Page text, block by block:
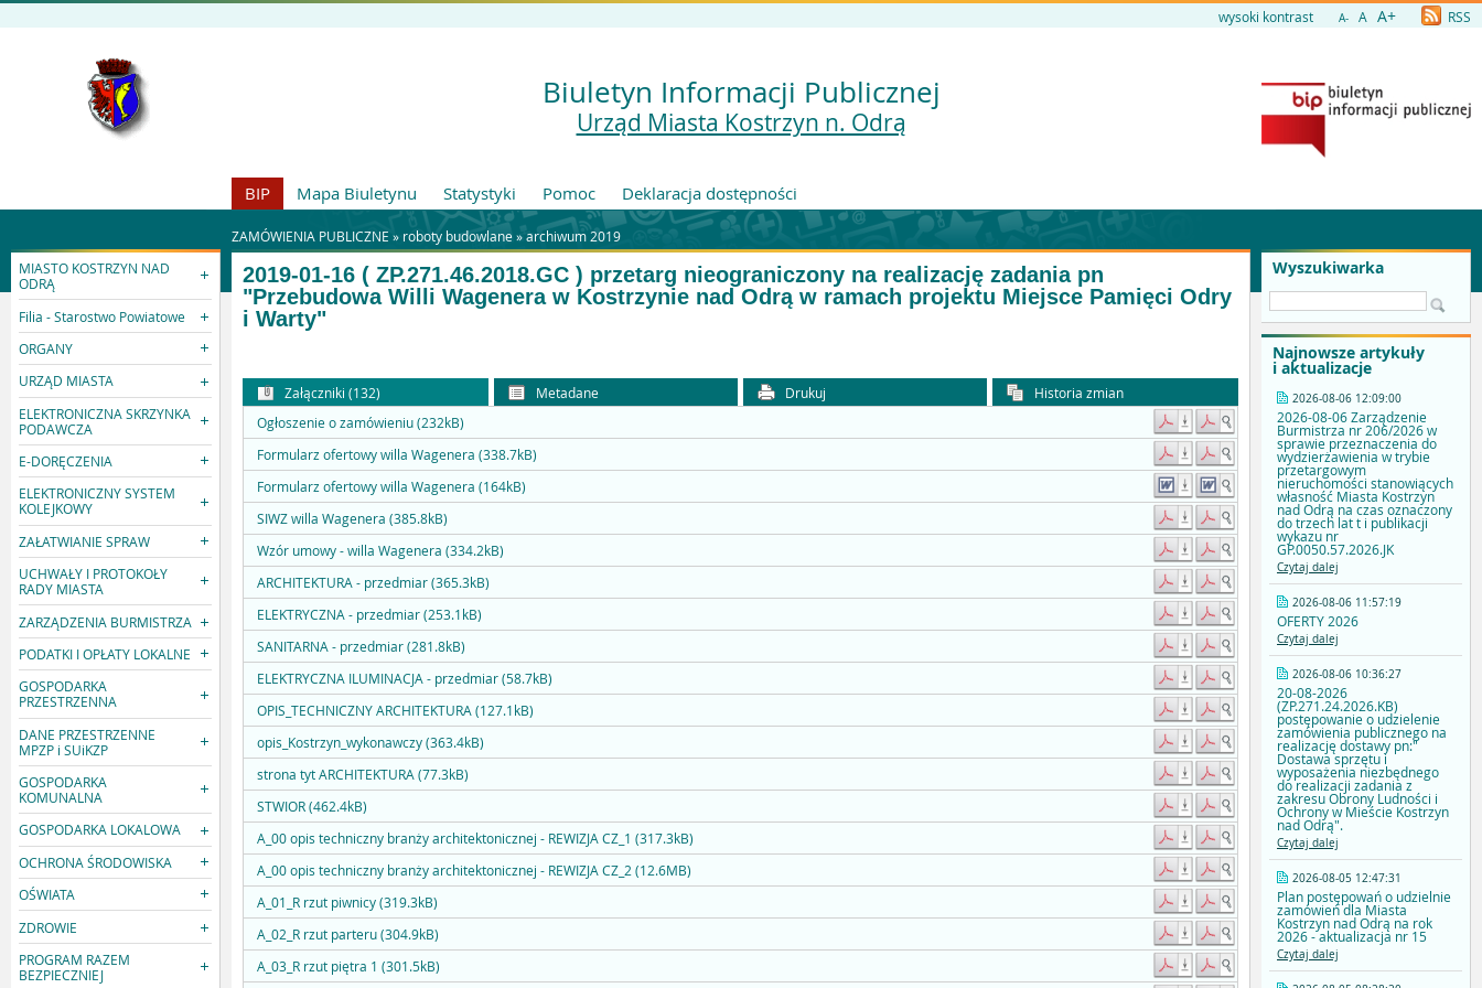
wysoki kontrast A- A A+ RSS
Biuletyn Informacji Publicznej
Urząd Miasta Kostrzyn n. Odrą
BIP Mapa Biuletynu Statystyki Pomoc Deklaracja dostępności
ZAMÓWIENIA PUBLICZNE » roboty budowlane»archiwum 2019
MIASTO KOSTRZYN NAD
ODRĄ
Filia - Starostwo Powiatowe
ORGANY
URZĄD MIASTA
ELEKTRONICZNA SKRZYNKA
PODAWCZA
E-DORĘCZENIA
ELEKTRONICZNY SYSTEM
KOLEJKOWY
ZAŁATWIANIE SPRAW
UCHWAŁY I PROTOKOŁY
RADY MIASTA
ZARZĄDZENIA BURMISTRZA
PODATKI I OPŁATY LOKALNE
GOSPODARKA
PRZESTRZENNA
DANE PRZESTRZENNE
MPZP i SUiKZP
GOSPODARKA
KOMUNALNA
GOSPODARKA LOKALOWA
OCHRONA ŚRODOWISKA
OŚWIATA
ZDROWIE
PROGRAM RAZEM
BEZPIECZNIEJ
Wyszukiwarka
Najnowsze artykuły
i aktualizacje
2026-08-06 12:09:00
2026-08-06 Zarządzenie
Burmistrza nr 206/2026 w
sprawie przeznaczenia do
wydzierżawienia w trybie
przetargowym
nieruchomości stanowiących
własność Miasta Kostrzyn
nad Odrą na czas oznaczony
do trzech lat t i publikacji
wykazu nr
GP.0050.57.2026.JK
Czytaj dalej
2026-08-06 11:57:19
OFERTY 2026
Czytaj dalej
2026-08-06 10:36:27
20-08-2026
(ZP.271.24.2026.KB)
postępowanie o udzielenie
zamówienia publicznego na
realizację dostawy pn:"
Dostawa sprzętu i
wyposażenia niezbędnego
do realizacji zadania z
zakresu Obrony Ludności i
Ochrony w Mieście Kostrzyn
nad Odrą".
Czytaj dalej
2026-08-05 12:47:31
Plan postępowań o udzielnie
zamówień dla Miasta
Kostrzyn nad Odrą na rok
2026 - aktualizacja nr 15
Czytaj dalej
2019-01-16 ( ZP.271.46.2018.GC ) przetarg nieograniczony na realizację zadania pn
"Przebudowa Willi Wagenera w Kostrzynie nad Odrą w ramach projektu Miejsce Pamięci Odry
i Warty"
Załączniki (132) Metadane Drukuj
Historia zmian
Ogłoszenie o zamówieniu (232kB)
Formularz ofertowy willa Wagenera (338.7kB)
Formularz ofertowy willa Wagenera (164kB)
SIWZ willa Wagenera (385.8kB)
Wzór umowy - willa Wagenera (334.2kB)
ARCHITEKTURA - przedmiar (365.3kB)
ELEKTRYCZNA - przedmiar (253.1kB)
SANITARNA - przedmiar (281.8kB)
ELEKTRYCZNA ILUMINACJA - przedmiar (58.7kB)
OPIS_TECHNICZNY ARCHITEKTURA (127.1kB)
opis_Kostrzyn_wykonawczy (363.4kB)
strona tyt ARCHITEKTURA (77.3kB)
STWIOR (462.4kB)
A_00 opis techniczny branży architektonicznej - REWIZJA CZ_1 (317.3kB)
A_00 opis techniczny branży architektonicznej - REWIZJA CZ_2 (12.6MB)
A_01_R rzut piwnicy (319.3kB)
A_02_R rzut parteru (304.9kB)
A_03_R rzut piętra 1 (301.5kB)